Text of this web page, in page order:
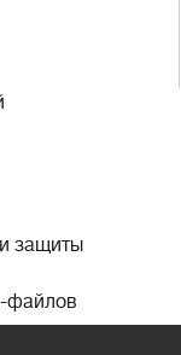
защиты
файлов